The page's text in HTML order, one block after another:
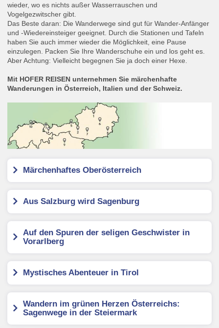
wieder, wo es nichts außer Wasserrauschen und
Vogelgezwitscher gibt.
Das Beste daran: Die Wanderwege sind gut für Wander-Anfänger
und -Wiedereinsteiger geeignet. Durch die Stationen und Tafeln
haben Sie auch immer wieder die Möglichkeit, eine Pause
einzulegen. Packen Sie Ihre Wanderschuhe ein und los geht es.
Aber Achtung: Vielleicht begegnen Sie ja doch einer Hexe.
Mit HOFER REISEN unternehmen Sie märchenhafte
Wanderungen in Österreich, Italien und der Schweiz.
Märchenhaftes Oberösterreich
Aus Salzburg wird Sagenburg
Auf den Spuren der seligen Geschwister in
Vorarlberg
Mystisches Abenteuer in Tirol
Wandern im grünen Herzen Österreichs:
Sagenwege in der Steiermark